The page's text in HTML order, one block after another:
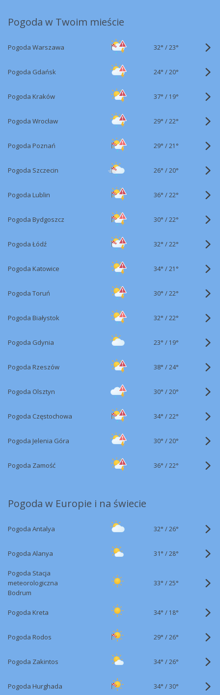
Pogoda w Twoim mieście
Pogoda Warszawa 32° /23°
Pogoda Gdańsk 24° /20°
Pogoda Kraków 37° / 19°
Pogoda Wrocław 29° /22°
Pogoda Poznań 29° /21°
Pogoda Szczecin 26° /20°
Pogoda Lublin 36° /22°
Pogoda Bydgoszcz 30° /22°
Pogoda Łódź 32° /22°
Pogoda Katowice 34° /21°
Pogoda Toruń 30° /22°
Pogoda Białystok 32° /22°
Pogoda Gdynia 23° / 19°
Pogoda Rzeszów 38° /24°
Pogoda Olsztyn 30° /20°
Pogoda Częstochowa 34° /22°
Pogoda Jelenia Góra 30° /20°
Pogoda Zamość 36° /22°
Pogoda w Europie i na świecie
Pogoda Antalya 32° /26°
Pogoda Alanya 31° /28°
Pogoda Stacja
meteorologiczna
Bodrum
33° /25°
Pogoda Kreta 34° / 18°
Pogoda Rodos 29° /26°
Pogoda Zakintos 34° /26°
Pogoda Hurghada 34° /30°